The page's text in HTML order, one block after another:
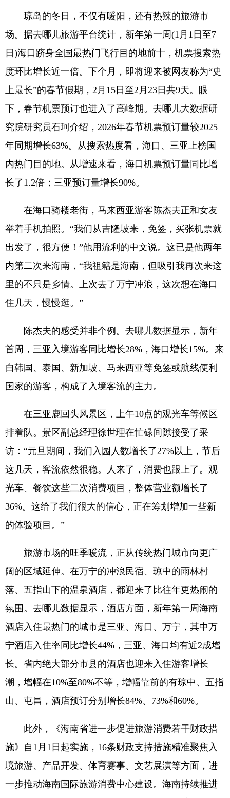
琼岛的冬日，不仅有暖阳，还有热辣的旅游市
场。据去哪儿旅游平台统计，新年第一周(1月1日至7
日)海口跻身全国最热门飞行目的地前十，机票搜索热
度环比增长近一倍。下个月，即将迎来被网友称为“史
上最长”的春节假期，2月15日至2月23日共9天。眼
下，春节机票预订也进入了高峰期。去哪儿大数据研
究院研究员石珂介绍，2026年春节机票预订量较2025
年同期增长63%。从搜索热度看，海口、三亚上榜国
内热门目的地。从增速来看，海口机票预订量同比增
长了1.2倍；三亚预订量增长90%。
在海口骑楼老街，马来西亚游客陈杰夫正和女友
举着手机拍照。“我们从吉隆坡来，免签，买张机票就
出发了，很方便！”他用流利的中文说。这已是他两年
内第二次来海南，“我祖籍是海南，但吸引我再次来这
里的不只是乡情。上次去了万宁冲浪，这次想在海口
住几天，慢慢逛。”
陈杰夫的感受并非个例。去哪儿数据显示，新年
首周，三亚入境游客同比增长28%，海口增长15%。来
自韩国、泰国、新加坡、马来西亚等免签或航线便利
国家的游客，构成了入境客流的主力。
在三亚鹿回头风景区，上午10点的观光车等候区
排着队。景区副总经理徐世理在忙碌间隙接受了采
访：“元旦期间，我们入园人数增长了27%以上，节后
这几天，客流依然很稳。人来了，消费也跟上了。观
光车、餐饮这些二次消费项目，整体营业额增长了
36%。这给了我们很大的信心，正在筹划增加一些新
的体验项目。”
旅游市场的旺季暖流，正从传统热门城市向更广
阔的区域延伸。在万宁的冲浪民宿、琼中的雨林村
落、五指山下的温泉酒店，都迎来了比往年更热闹的
氛围。去哪儿数据显示，酒店方面，新年第一周海南
酒店入住最热门的城市是三亚、海口、万宁，其中万
宁酒店入住率同比增长44%，三亚、海口均有近2成增
长。省内绝大部分市县的酒店也迎来入住游客增长
潮，增幅在10%至80%不等，增幅靠前的有琼中、五指
山、屯昌，酒店预订分别增长84%、73%和60%。
此外，《海南省进一步促进旅游消费若干财政措
施》自1月1日起实施，16条财政支持措施精准聚焦入
境旅游、产品开发、体育赛事、文艺展演等方面，进
一步推动海南国际旅游消费中心建设。海南持续推进